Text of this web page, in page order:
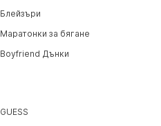
Блейзъри
Маратонки за бягане
Boyfriend Дънки
GUESS